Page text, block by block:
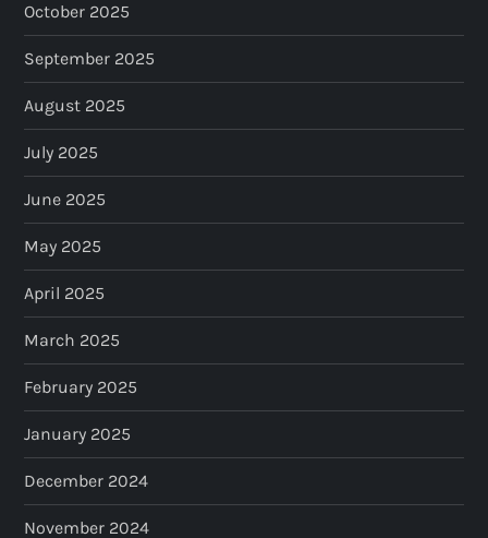
October 2025
September 2025
August 2025
July 2025
June 2025
May 2025
April 2025
March 2025
February 2025
January 2025
December 2024
November 2024